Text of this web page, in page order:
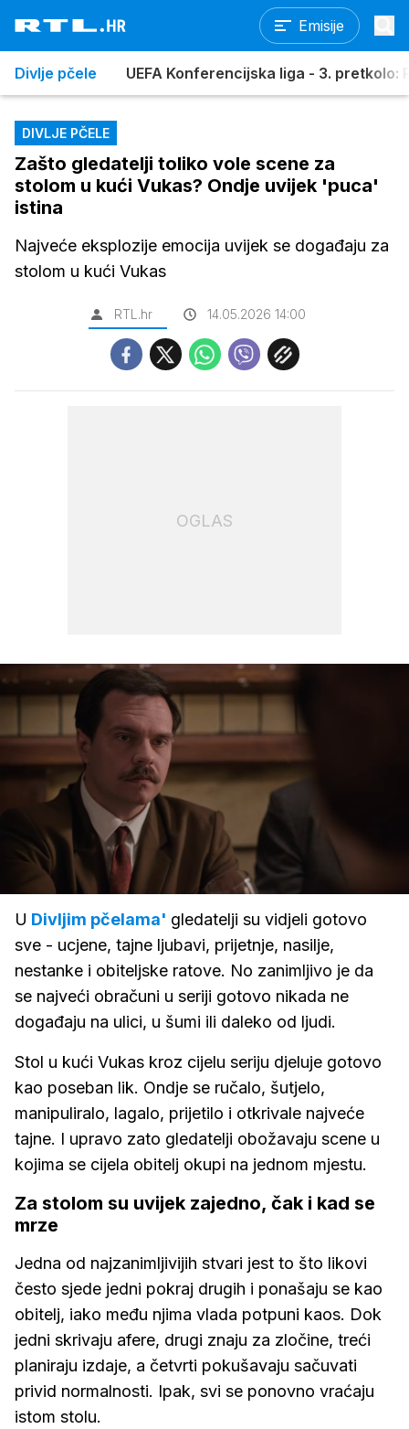
Emisije
Divlje pčele UEFA Konferencijska liga - 3. pretkolo:
DIVLJE PČELE
Zašto gledatelji toliko vole scene za
stolom u kući Vukas? Ondje uvijek 'puca'
istina
Najveće eksplozije emocija uvijek se događaju za
stolom u kući Vukas
RTL.hr 14.05.2026 14:00
OGLAS
Upali
zvuk
Loaded
76.28%
U Divljim pčelama' gledatelji su vidjeli gotovo
sve - ucjene, tajne ljubavi, prijetnje, nasilje,
nestanke i obiteljske ratove. No zanimljivo je da
se najveći obračuni u seriji gotovo nikada ne
događaju na ulici, u šumi ili daleko od ljudi.
Stol u kući Vukas kroz cijelu seriju djeluje gotovo
kao poseban lik. Ondje se ručalo, šutjelo,
manipuliralo, lagalo, prijetilo i otkrivale najveće
tajne. I upravo zato gledatelji obožavaju scene u
kojima se cijela obitelj okupi na jednom mjestu.
Za stolom su uvijek zajedno, čak i kad se
mrze
Jedna od najzanimljivijih stvari jest to što likovi
često sjede jedni pokraj drugih i ponašaju se kao
obitelj, iako među njima vlada potpuni kaos. Dok
jedni skrivaju afere, drugi znaju za zločine, treći
planiraju izdaje, a četvrti pokušavaju sačuvati
privid normalnosti. Ipak, svi se ponovno vraćaju
istom stolu.